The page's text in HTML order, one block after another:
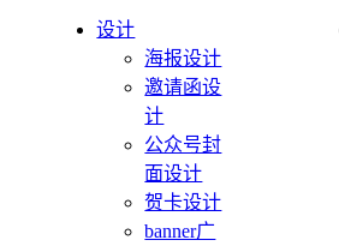
设计
海报设计
邀请函设
计
公众号封
面设计
贺卡设计
banner广